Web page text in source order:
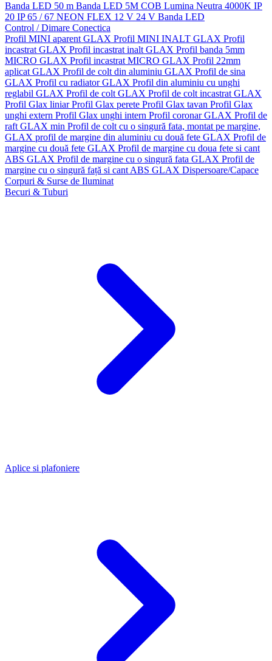
Banda LED 50 m Banda LED 5M COB Lumina Neutra 4000K IP
20 IP 65 / 67 NEON FLEX 12 V 24 V Banda LED
Control / Dimare Conectica
Profil MINI aparent GLAX Profil MINI INALT GLAX Profil
incastrat GLAX Profil incastrat inalt GLAX Profil banda 5mm
MICRO GLAX Profil incastrat MICRO GLAX Profil 22mm
aplicat GLAX Profil de colt din aluminiu GLAX Profil de sina
GLAX Profil cu radiator GLAX Profil din aluminiu cu unghi
reglabil GLAX Profil de colt GLAX Profil de colt incastrat GLAX
Profil Glax liniarProfil Glax perete Profil Glax tavan Profil Glax
unghi extern Profil Glax unghi intern Profil coronar GLAX Profil de
raft GLAX min Profil de colt cu o singură fata, montat pe margine,
GLAX profil de margine din aluminiu cu două fete GLAX Profil de
margine cu două fete GLAX Profil de margine cu doua fete si cant
ABS GLAX Profil de margine cu o singură fata GLAX Profil de
margine cu o singură față si cant ABS GLAX Dispersoare/Capace
Corpuri & Surse de Iluminat
Becuri & Tuburi
Aplice si plafoniere